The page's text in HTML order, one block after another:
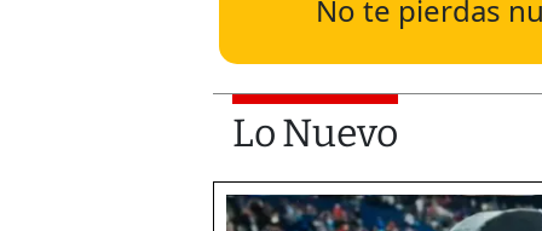
No te pierdas
Lo Nuevo